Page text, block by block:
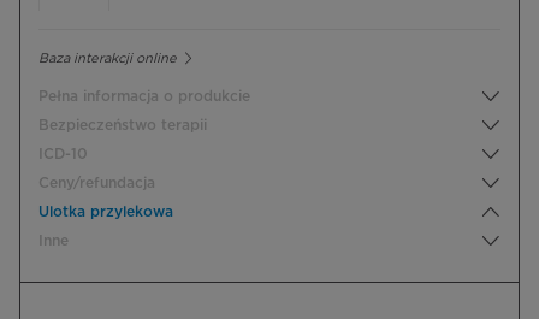
Baza interakcji online
Pełna informacja o produkcie
Bezpieczeństwo terapii
ICD-10
Ceny/refundacja
Ulotka przylekowa
Inne